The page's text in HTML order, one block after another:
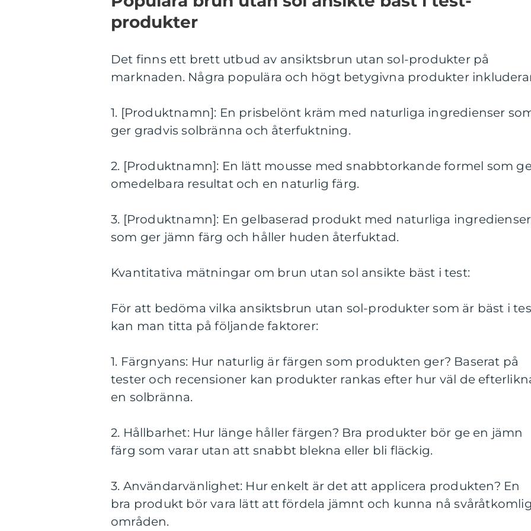
produkter
Det finns ett brett utbud av ansiktsbrun utan sol-produkter på
marknaden. Några populära och högt betygivna produkter
1. [Produktnamn]: En prisbelönt kräm med naturliga ingredienser
ger gradvis solbränna och återfuktning.
2. [Produktnamn]: En lätt mousse med snabbtorkande formel som
omedelbara resultat och en naturlig färg.
3. [Produktnamn]: En gelbaserad produkt med naturliga ingredienser
som ger jämn färg och håller huden återfuktad.
Kvantitativa mätningar om brun utan sol ansikte bäst i test:
För att bedöma vilka ansiktsbrun utan sol-produkter som är bäst i
kan man titta på följande faktorer:
1. Färgnyans: Hur naturlig är färgen som produkten ger? Baserat på
tester och recensioner kan produkter rankas efter hur väl de
en solbränna.
2. Hållbarhet: Hur länge håller färgen? Bra produkter bör ge en jämn
färg som varar utan att snabbt blekna eller bli fläckig.
3. Användarvänlighet: Hur enkelt är det att applicera produkten? En
bra produkt bör vara lätt att fördela jämnt och kunna nå
områden.